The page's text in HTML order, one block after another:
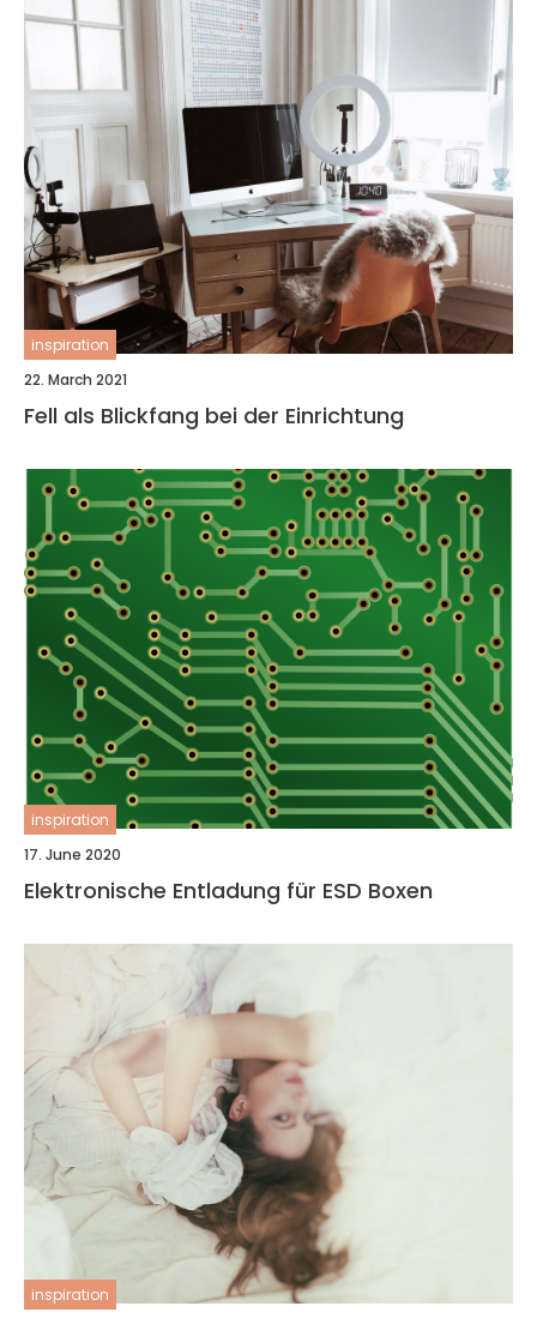
inspiration
22. March 2021
Fell als Blickfang bei der Einrichtung
inspiration
17. June 2020
Elektronische Entladung für ESD Boxen
inspiration